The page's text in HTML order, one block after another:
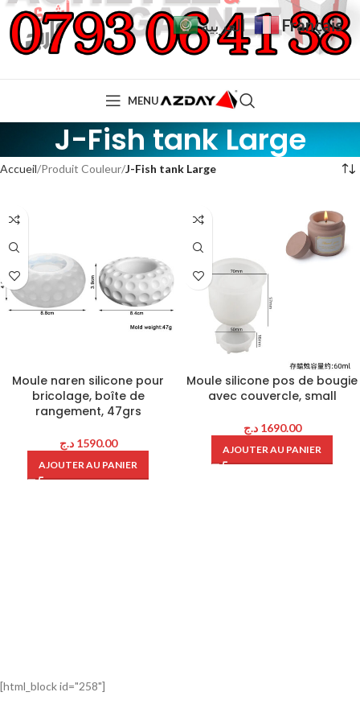
MENU
J-Fish tank Large
Accueil Produit Couleur J-Fish tank Large
Moule naren silicone pour
bricolage, boîte de
rangement, 47grs
1590.00 د.ج
AJOUTER AU PANIER
Moule silicone pos de bougie
avec couvercle, small
1690.00 د.ج
AJOUTER AU PANIER
[html_block id="258"]
العربية Français